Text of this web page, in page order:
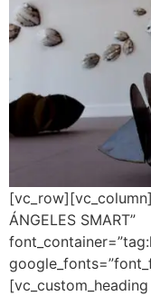
ÁNGELES SMART”